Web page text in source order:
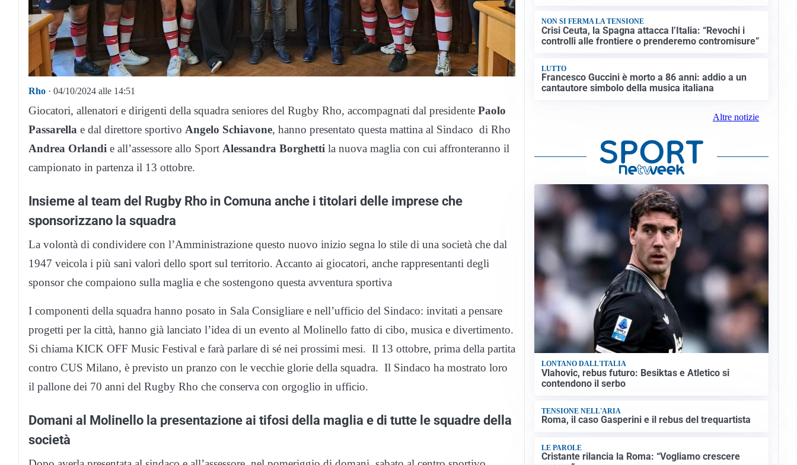
Rho · 04/10/2024 alle 14:51
Giocatori, allenatori e dirigenti della squadra seniores del Rugby Rho, accompagnati dal presidente Paolo
Passarella e dal direttore sportivo Angelo Schiavone, hanno presentato questa mattina al Sindaco di Rho
Andrea Orlandi e all’assessore allo Sport Alessandra Borghetti la nuova maglia con cui affronteranno il
campionato in partenza il 13 ottobre.
Insieme al team del Rugby Rho in Comuna anche i titolari delle imprese che
sponsorizzano la squadra
La volontà di condividere con l’Amministrazione questo nuovo inizio segna lo stile di una società che dal
1947 veicola i più sani valori dello sport sul territorio. Accanto ai giocatori, anche rappresentanti degli
sponsor che compaiono sulla maglia e che sostengono questa avventura sportiva
I componenti della squadra hanno posato in Sala Consigliare e nell’ufficio del Sindaco: invitati a pensare
progetti per la città, hanno già lanciato l’idea di un evento al Molinello fatto di cibo, musica e divertimento.
Si chiama KICK OFF Music Festival e farà parlare di sé nei prossimi mesi. Il 13 ottobre, prima della partita
contro CUS Milano, è previsto un pranzo con le vecchie glorie della squadra. Il Sindaco ha mostrato loro
il pallone dei 70 anni del Rugby Rho che conserva con orgoglio in ufficio.
Domani al Molinello la presentazione ai tifosi della maglia e di tutte le squadre della
società
NON SI FERMA LA TENSIONE
Crisi Ceuta, la Spagna attacca l’Italia: “Revochi i
controlli alle frontiere o prenderemo contromisure”
LUTTO
Francesco Guccini è morto a 86 anni: addio a un
cantautore simbolo della musica italiana
Altre notizie
LONTANO DALL'ITALIA
Vlahovic, rebus futuro: Besiktas e Atletico si
contendono il serbo
TENSIONE NELL'ARIA
Roma, il caso Gasperini e il rebus del trequartista
LE PAROLE
Cristante rilancia la Roma: “Vogliamo crescere